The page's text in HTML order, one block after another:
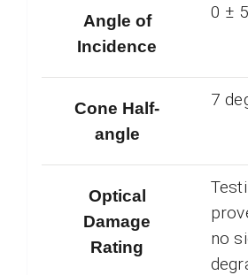
Angle of
Incidence
0 ±
Cone Half-
angle
7
Optical
Damage
Rating
no